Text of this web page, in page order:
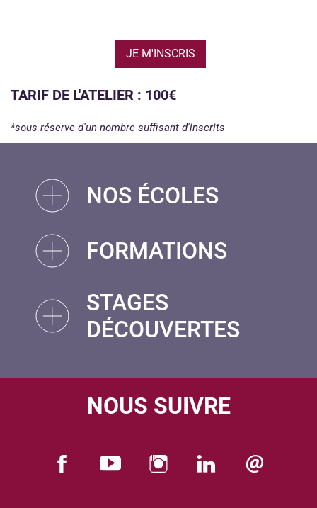
JE M'INSCRIS
TARIF DE L'ATELIER : 100€
*sous réserve d'un nombre suffisant d'inscrits
NOS ÉCOLES
FORMATIONS
STAGES
DÉCOUVERTES
NOUS SUIVRE